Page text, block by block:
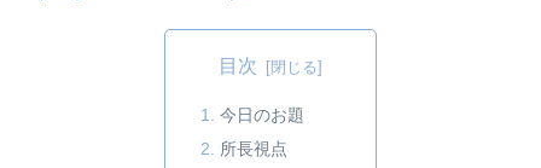
目次
今日のお題
所長視点